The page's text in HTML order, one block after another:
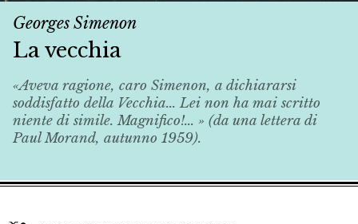
Georges Simenon
La vecchia
«Aveva ragione, caro Simenon, a dichiararsi
soddisfatto della Vecchia... Lei non ha mai scritto
niente di simile. Magnifico!... » (da una lettera di
Paul Morand, autunno 1959).